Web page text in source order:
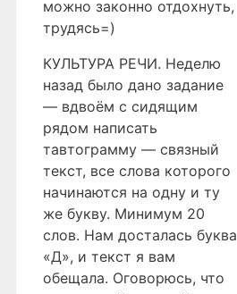
можно законно отдохнуть,
трудясь=)
КУЛЬТУРА РЕЧИ. Неделю
назад было дано задание
— вдвоём с сидящим
рядом написать
тавтограмму — связный
текст, все слова которого
начинаются на одну и ту
же букву. Минимум 20
слов. Нам досталась буква
«Д», и текст я вам
обещала. Оговорюсь, что